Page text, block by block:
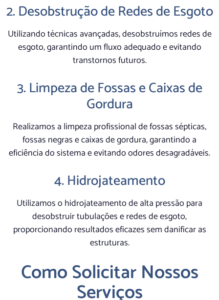
2. Desobstrução de Redes de Esgoto
Utilizando técnicas avançadas, desobstruímos redes de
esgoto, garantindo um fluxo adequado e evitando
transtornos futuros.
3. Limpeza de Fossas e Caixas de
Gordura
Realizamos a limpeza profissional de fossas sépticas,
fossas negras e caixas de gordura, garantindo a
eficiência do sistema e evitando odores desagradáveis.
4. Hidrojateamento
Utilizamos o hidrojateamento de alta pressão para
desobstruir tubulações e redes de esgoto,
proporcionando resultados eficazes sem danificar as
estruturas.
Como Solicitar Nossos
Serviços